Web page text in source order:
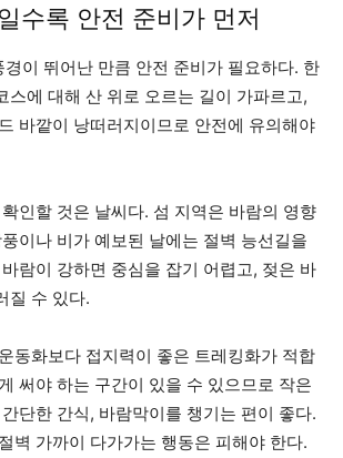
수록 안전 준비가 먼저
이 뛰어난 만큼 안전 준비가 필요하다. 한
스에 대해 산 위로 오르는 길이 가파르고,
바깥이 낭떠러지이므로 안전에 유의해야
인할 것은 날씨다. 섬 지역은 바람의 영향
이나 비가 예보된 날에는 절벽 능선길을
람이 강하면 중심을 잡기 어렵고, 젖은 바
질 수 있다.
동화보다 접지력이 좋은 트레킹화가 적합
써야 하는 구간이 있을 수 있으므로 작은
단한 간식, 바람막이를 챙기는 편이 좋다.
벽 가까이 다가가는 행동은 피해야 한다.